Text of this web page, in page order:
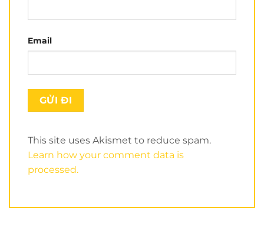
Email
This site uses Akismet to reduce spam.
Learn how your comment data is
processed.